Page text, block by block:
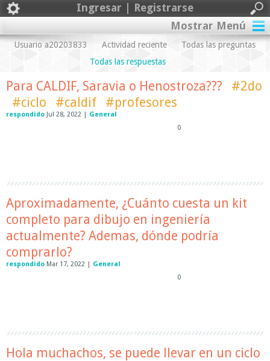
Ingresar | Registrarse
Mostrar Menú
Usuario a20203833 Actividad reciente
Todas las preguntas
Todas las respuestas
Para CALDIF, Saravia o Henostroza???
#2do
#ciclo
#caldif #profesores
respondido Jul 28, 2022 | General
0
Aproximadamente, ¿Cuánto cuesta un kit
completo para dibujo en ingeniería
actualmente? Ademas, dónde podría
comprarlo?
respondido Mar 17, 2022 | General
0
Hola muchachos, se puede llevar en un ciclo